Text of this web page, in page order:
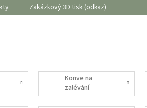
Zakázkový 3D tisk (odkaz)
Konve na
zalévání